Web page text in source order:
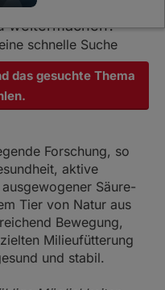
weitermachen?
schnelle Suche
das gesuchte Thema
Forschung, so
aktive
Säure-
Tier von Natur aus
Bewegung,
Milieufütterung
und stabil.